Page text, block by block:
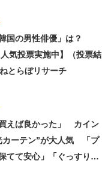
国の男性俳優」は？
人気投票実施中】（投票結
とらぼリサーチ
買えば良かった」 カイン
カーテン”が大人気 「プ
てて安心」「ぐっすり眠